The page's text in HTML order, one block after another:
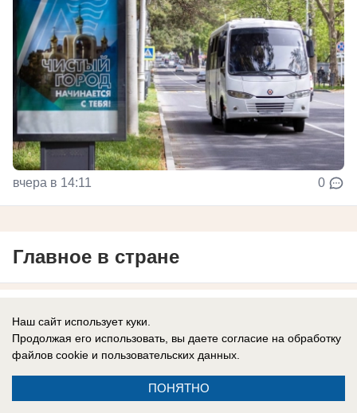
вчера в 14:11 0
Главное в стране
Хотела доказать, что ей все можно: экс-
участница «ДОМа-2» вновь попала под
арест после голой прогулки
На свободе она пробыла всего 10 секунд
Наш сайт использует куки.
Продолжая его использовать, вы даете согласие на обработку
файлов cookie и пользовательских данных.
ПОНЯТНО